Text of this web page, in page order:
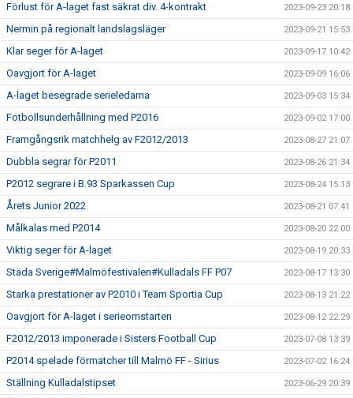
Förlust för A-laget fast säkrat div. 4-kontrakt 2023-09-23 20:18
Nermin på regionalt landslagsläger 2023-09-21 15:53
Klar seger för A-laget 2023-09-17 10:42
Oavgjort för A-laget 2023-09-09 16:06
A-laget besegrade serieledarna 2023-09-03 15:34
Fotbollsunderhållning med P2016 2023-09-02 17:00
Framgångsrik matchhelg av F2012/2013 2023-08-27 21:07
Dubbla segrar för P2011 2023-08-26 21:34
P2012 segrare i B.93 Sparkassen Cup 2023-08-24 15:13
Årets Junior 2022 2023-08-21 07:41
Målkalas med P2014 2023-08-20 22:00
Viktig seger för A-laget 2023-08-19 20:33
Städa Sverige#Malmöfestivalen#Kulladals FF P07 2023-08-17 13:30
Starka prestationer av P2010 i Team Sportia Cup 2023-08-13 21:22
Oavgjort för A-laget i serieomstarten 2023-08-12 22:29
F2012/2013 imponerade i Sisters Football Cup 2023-07-08 13:39
P2014 spelade förmatcher till Malmö FF - Sirius 2023-07-02 16:24
Ställning Kulladalstipset 2023-06-29 20:39